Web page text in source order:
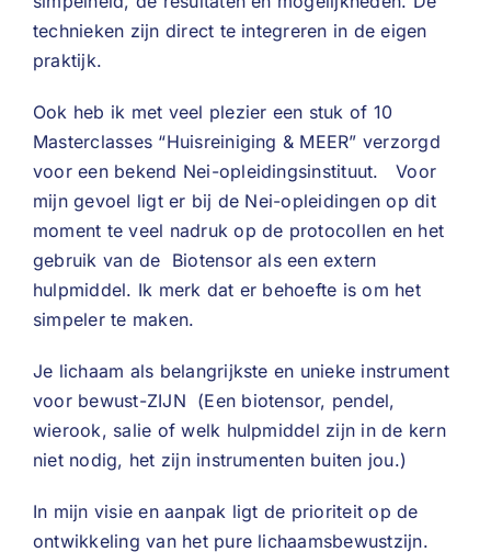
technieken zijn direct te integreren in de eigen
praktijk.
Ook heb ik met veel plezier een stuk of 10
Masterclasses “Huisreiniging & MEER” verzorgd
voor een bekend Nei-opleidingsinstituut. Voor
mijn gevoel ligt er bij de Nei-opleidingen op dit
moment te veel nadruk op de protocollen en het
gebruik van de Biotensor als een extern
hulpmiddel. Ik merk dat er behoefte is om het
simpeler te maken.
Je lichaam als belangrijkste en unieke instrument
voor bewust-ZIJN (Een biotensor, pendel,
wierook, salie of welk hulpmiddel zijn in de kern
niet nodig, het zijn instrumenten buiten jou.)
In mijn visie en aanpak ligt de prioriteit op de
ontwikkeling van het pure lichaamsbewustzijn.